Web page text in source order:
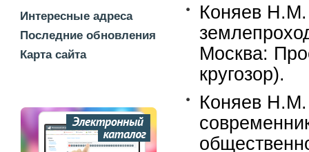
Интересные адреса
Последние обновления
Карта сайта
Коняев Н.М.
Москва:
кругозор).
Коняев Н.М.